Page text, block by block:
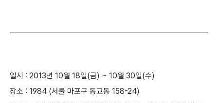
일시 : 2013년 10월 18일(금) ~ 10월 30일(수)
장소 : 1984 (서울 마포구 동교동 158-24)